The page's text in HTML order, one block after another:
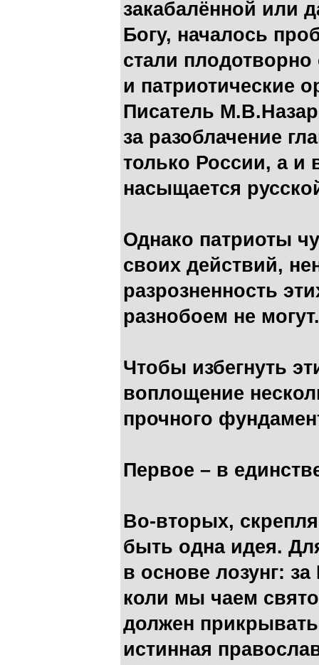
закабалённой или
Богу, началось
стали плодотворно
и патриотические
Писатель
за разоблачение
только России, а и
насыщается
Однако патриоты
своих действий,
разрозненность
разнобоем не
Чтобы избегнуть
воплощение
прочного
Первое – в
Во-вторых,
быть одна идея.
в основе лозунг:
коли мы чаем
должен
истинная